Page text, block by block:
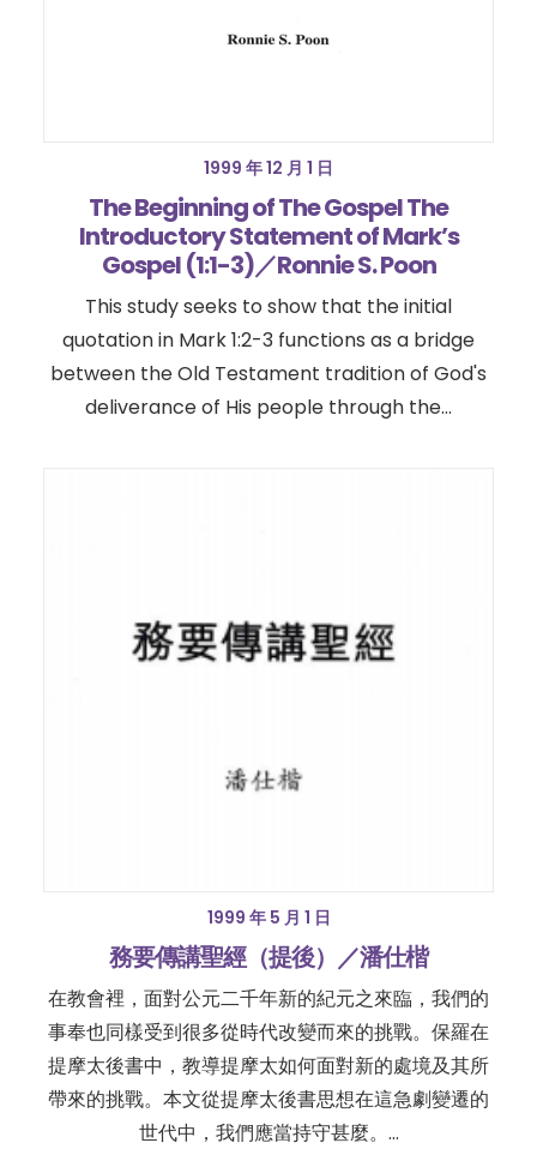
1999 年 12 月 1 日
The Beginning of The Gospel The
Introductory Statement of Mark’s
Gospel (1:1-3)／Ronnie S. Poon
This study seeks to show that the initial
quotation in Mark 1:2-3 functions as a bridge
between the Old Testament tradition of God's
deliverance of His people through the…
1999 年 5 月 1 日
務要傳講聖經（提後）／潘仕楷
在教會裡，面對公元二千年新的紀元之來臨，我們的
事奉也同樣受到很多從時代改變而來的挑戰。保羅在
提摩太後書中，教導提摩太如何面對新的處境及其所
帶來的挑戰。本文從提摩太後書思想在這急劇變遷的
世代中，我們應當持守甚麼。…